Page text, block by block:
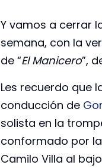
Y vamos a cerrar
semana, con la
de “El Manicero”,
Les recuerdo que
conducción de
solista en la
conformado por
Camilo Villa al